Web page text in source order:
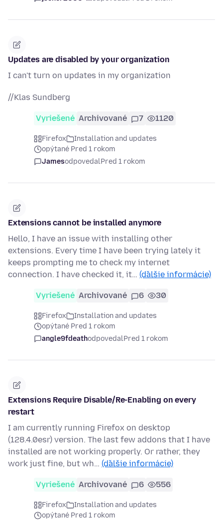
Updates are disabled by your organization
I can't turn on updates in my organization
//Klas Sundberg
Vyriešené Archivované 7 1120
Firefox
Installation and updates
opýtané Pred 1 rokom
JamesodpovedalPred 1 rokom
Extensions cannot be installed anymore
Hello, I have an issue with installing other
extensions. Every time I have been trying lately it
keeps prompting me to check my internet
connection. I have checked it, it… (ďalšie informácie)
Vyriešené Archivované 6 30
Firefox
Installation and updates
opýtané Pred 1 rokom
angle9fdeathodpovedalPred 1 rokom
Extensions Require Disable/Re-Enabling on every
restart
I am currently running Firefox on desktop
(128.4.0esr) version. The last few addons that I have
installed are not working properly. Or rather, they
work just fine, but wh… (ďalšie informácie)
Vyriešené Archivované 6 556
Firefox
Installation and updates
opýtané Pred 1 rokom